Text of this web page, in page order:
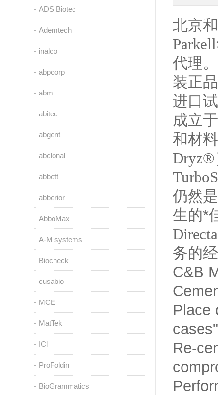
ADS Biotec
Ademtech
inalco
abpcorp
abm
abitec
abgent
abclonal
abbott
abberior
AbboMax
A-M systems
Biocheck
cusabio
MCE
MatTek
ICl
ProFoldin
BioGrammatics
北京
Parkell
代理。
装正
进口
成立于
和材
Dryz®
仍然
生的*
Directa
务的
C&B
Place
Re-